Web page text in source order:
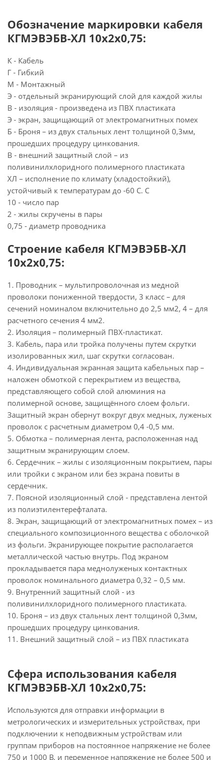
Обозначение маркировки кабеля
КГМЭВЭБВ-ХЛ 10х2х0,75:
К - Кабель
Г - Гибкий
М - Монтажный
Э - отдельный экранирующий слой для каждой жилы
В - изоляция - произведена из ПВХ пластиката
Э - экран, защищающий от электромагнитных помех
Б - Броня – из двух стальных лент толщиной 0,3мм,
прошедших процедуру цинкования.
В - внешний защитный слой – из
поливинилхлоридного полимерного пластиката
ХЛ – исполнение по климату (хладостойкий),
устойчивый к температурам до -60 С. С
10 - число пар
2 - жилы скручены в пары
0,75 - диаметр проводника
Строение кабеля КГМЭВЭБВ-ХЛ
10х2х0,75:
1. Проводник – мультипроволочная из медной
проволоки пониженной твердости, 3 класс – для
сечений номиналом включительно до 2,5 мм2, 4 – для
расчетного сечения 4 мм2.
2. Изоляция – полимерный ПВХ-пластикат.
3. Кабель, пара или тройка получены путем скрутки
изолированных жил, шаг скрутки согласован.
4. Индивидуальная экранная защита кабельных пар –
наложен обмоткой с перекрытием из вещества,
представляющего собой слой алюминия на
полимерной основе, защищённого слоем фольги.
Защитный экран обернут вокруг двух медных, луженых
проволок с расчетным диаметром 0,4 -0,5 мм.
5. Обмотка – полимерная лента, расположенная над
защитным экранирующим слоем.
6. Сердечник – жилы с изоляционным покрытием, пары
или тройки с экраном или без экрана повиты в
сердечник.
7. Поясной изоляционный слой - представлена лентой
из полиэтилентерефталата.
8. Экран, защищающий от электромагнитных помех – из
специального композиционного вещества с оболочкой
из фольги. Экранирующее покрытие располагается
металлической частью внутрь. Под экраном
прокладывается пара меднолуженых контактных
проволок номинального диаметра 0,32 – 0,5 мм.
9. Внутренний защитный слой - из
поливинилхлоридного полимерного пластиката.
10. Броня – из двух стальных лент толщиной 0,3мм,
прошедших процедуру цинкования.
11. Внешний защитный слой – из ПВХ пластиката
Сфера использования кабеля
КГМЭВЭБВ-ХЛ 10х2х0,75:
Используются для отправки информации в
метрологических и измерительных устройствах, при
подключении к неподвижным устройствам или
группам приборов на постоянное напряжение не более
750 и 1000 В, и переменное напряжение не более 500 и